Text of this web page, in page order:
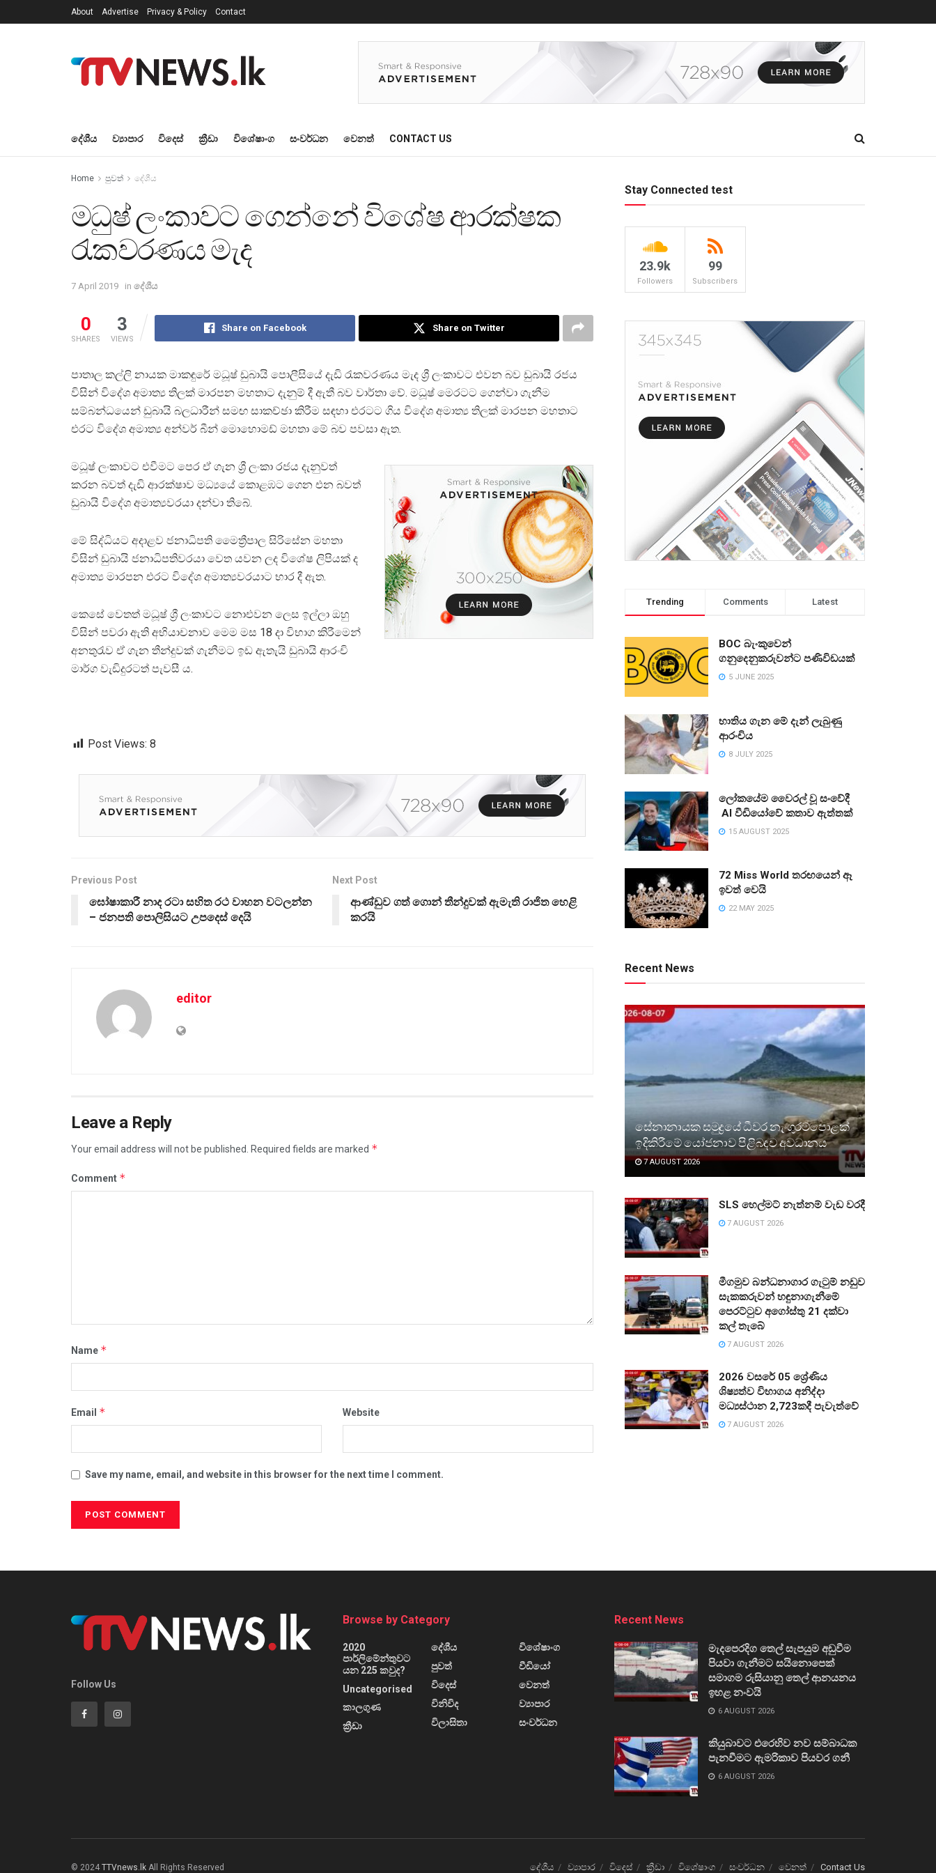
About Advertise Privacy & Policy Contact
දේශීය ව්‍යාපාර විදෙස් ක්‍රීඩා විශේෂාංග සංවර්ධන වෙනත් CONTACT US
Home පුවත් දේශීය
මධුෂ් ලංකාවට ගෙන්නේ විශේෂ ආරක්ෂක
රැකවරණය මැද
7 April 2019 in දේශීය
0
SHARES
3
VIEWS
Share on Facebook Share on Twitter
පාතාල කල්ලි නායක මාකඳුරේ මධූෂ් ඩුබායි පොලීසියේ දැඩි රැකවරණය මැද ශ්‍රී ලංකාවට එවන බව ඩුබායි රජය
විසින් විදේශ අමාත්‍ය තිලක් මාරපන මහතාට දැනුම් දී ඇතී බව වාර්තා වේ. මධූෂ් මෙරටට ගෙන්වා ගැනීම
සම්බන්ධයෙන් ඩුබායි බලධාරීන් සමඟ සාකච්ඡා කිරීම සඳහා එරටට ගිය විදේශ අමාත්‍ය තිලක් මාරපන මහතාට
එරට විදේශ අමාත්‍ය අන්වර් බීන් මොහොමඩ් මහතා මේ බව පවසා ඇත.
මධූෂ් ලංකාවට එවීමට පෙර ඒ ගැන ශ්‍රී ලංකා රජය දැනුවත්
කරන බවත් දැඩි ආරක්ෂාව මධ්‍යයේ කොළඹට ගෙන එන බවත්
ඩුබායි විදේශ අමාත්‍යවරයා දන්වා තිබේ.
මේ සිද්ධියට අදාළව ජනාධිපති මෛත්‍රීපාල සිරිසේන මහතා
විසින් ඩුබායි ජනාධිපතිවරයා වෙත යවන ලද විශේෂ ලිපියක් ද
අමාත්‍ය මාරපන එරට විදේශ අමාත්‍යවරයාට භාර දී ඇත.
කෙසේ වෙතත් මධූෂ් ශ්‍රී ලංකාවට නොඑවන ලෙස ඉල්ලා ඔහු
විසින් පවරා ඇති අභියාචනාව මෙම මස 18 දා විභාග කිරීමෙන්
අනතුරැව ඒ ගැන තීන්දුවක් ගැනීමට ඉඩ ඇතැයි ඩුබායි ආරංචි
මාර්ග වැඩිදුරටත් පැවසී ය.
Post Views: 8
Previous Post
ඝෝෂාකාරී නාද රටා සහිත රථ වාහන වටලන්න
– ජනපති පොලිසියට උපදෙස් දෙයි
Next Post
ආණ්ඩුව ගත් ගොන් තීන්දුවක් ඇමැති රාජිත හෙළි
කරයි
editor
Leave a Reply
Your email address will not be published. Required fields are marked *
Comment *
Name *
Email * Website
Save my name, email, and website in this browser for the next time I comment.
Stay Connected test
23.9k
Followers
99
Subscribers
Trending Comments Latest
BOC බැංකුවෙන්
ගනුදෙනුකරුවන්ට පණිවිඩයක්
5 JUNE 2025
භාතිය ගැන මේ දැන් ලැබුණු
ආරංචිය
8 JULY 2025
ලෝකයේම වෛරල් වූ සංවේදී
AI වීඩියෝවේ කතාව ඇත්තක්
15 AUGUST 2025
72 Miss World තරඟයෙන් ඈ
ඉවත් වෙයි
22 MAY 2025
Recent News
සේනානායක සමුද්‍රයේ ධීවර නැංගුරම්පොළක්
ඉදිකිරීමේ යෝජනාව පිළිබඳව අවධානය
7 AUGUST 2026
SLS හෙල්මට් නැත්නම් වැඩ වරදී
7 AUGUST 2026
මීගමුව බන්ධනාගාර ගැටුම් නඩුව
සැකකරුවන් හඳුනාගැනීමේ
පෙරට්ටුව අගෝස්තු 21 දක්වා
කල් තැබේ
7 AUGUST 2026
2026 වසරේ 05 ශ්‍රේණිය
ශිෂ්‍යත්ව විභාගය අනිද්දා
මධ්‍යස්ථාන 2,723කදී පැවැත්වේ
7 AUGUST 2026
Follow Us
Browse by Category
2020
පාර්ලිමේන්තුවට
යන 225 කවුද?
Uncategorised
කාලගුණ
ක්‍රීඩා
දේශීය
පුවත්
විදෙස්
විනිවිද
විලාසිතා
විශේෂාංග
වීඩියෝ
වෙනත්
ව්‍යාපාර
සංවර්ධන
Recent News
මැදපෙරදිග තෙල් සැපයුම අඩුවීම
පියවා ගැනීමට සයිනොපෙක්
සමාගම රුසියානු තෙල් ආනයනය
ඉහළ නංවයි
6 AUGUST 2026
කියුබාවට එරෙහිව නව සම්බාධක
පැනවීමට ඇමරිකාව පියවර ගනී
6 AUGUST 2026
දේශීය ව්‍යාපාර විදෙස් ක්‍රීඩා විශේෂාංග සංවර්ධන වෙනත් Contact Us
© 2024 TTVnews.lk All Rights Reserved